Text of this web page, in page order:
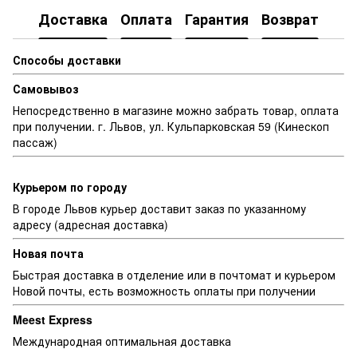
Доставка Оплата Гарантия Возврат
Способы доставки
Самовывоз
Непосредственно в магазине можно забрать товар, оплата
при получении. г. Львов, ул. Кульпарковская 59 (Кинескоп
пассаж)
Курьером по городу
В городе Львов курьер доставит заказ по указанному
адресу (адресная доставка)
Новая почта
Быстрая доставка в отделение или в почтомат и курьером
Новой почты, есть возможность оплаты при получении
Meest Express
Международная оптимальная доставка